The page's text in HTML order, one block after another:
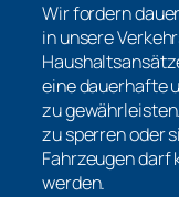
Wir fordern
in unsere
eine dauerhafte
zu
zu sperren oder
Fahrzeugen
werden.